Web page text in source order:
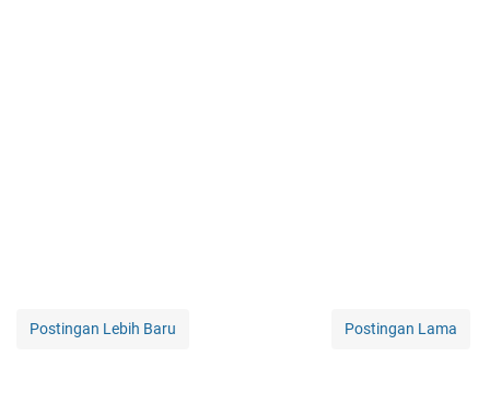
Postingan Lebih Baru Postingan Lama